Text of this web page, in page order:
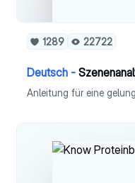
1289 22722
Deutsch -
Anleitung für eine